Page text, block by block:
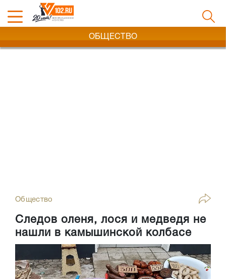
ОБЩЕСТВО
Общество
Следов оленя, лося и медведя не
нашли в камышинской колбасе